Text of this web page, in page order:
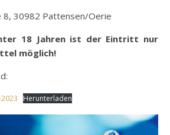
8, 30982 Pattensen/Oerie
18 Jahren ist der Eintritt nur
möglich!
Herunterladen